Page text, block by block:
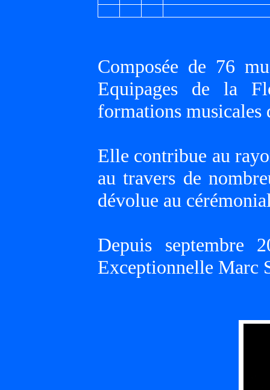
Composée de 76
Equipages de la
formations musicales
Elle contribue au
au travers de
dévolue au
Depuis septembre
Exceptionnelle Marc